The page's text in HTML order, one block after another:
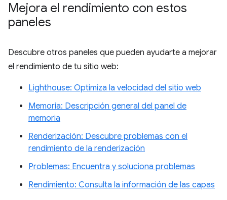
Mejora el rendimiento con estos
paneles
Descubre otros paneles que pueden ayudarte a mejorar
el rendimiento de tu sitio web:
Lighthouse: Optimiza la velocidad del sitio web
Memoria: Descripción general del panel de
memoria
Renderización: Descubre problemas con el
rendimiento de la renderización
Problemas: Encuentra y soluciona problemas
Rendimiento: Consulta la información de las capas